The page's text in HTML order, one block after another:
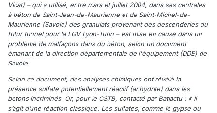
Vicat) – qui a utilisé, entre mars et juillet 2004, dans ses centrales
à béton de Saint-Jean-de-Maurienne et de Saint-Michel-de-
Maurienne (Savoie) des granulats provenant des descenderies du
futur tunnel pour la LGV Lyon-Turin – est mise en cause dans un
problème de malfaçons dans du béton, selon un document
émanant de la direction départementale de l'équipement (DDE) de
Savoie.
Selon ce document, des analyses chimiques ont révélé la
présence sulfate potentiellement réactif (anhydrite) dans les
bétons incriminés. Or, pour le CSTB, contacté par Batiactu : « Il
s’agit d’une réaction classique. Les sulfates, comme le gypse ou